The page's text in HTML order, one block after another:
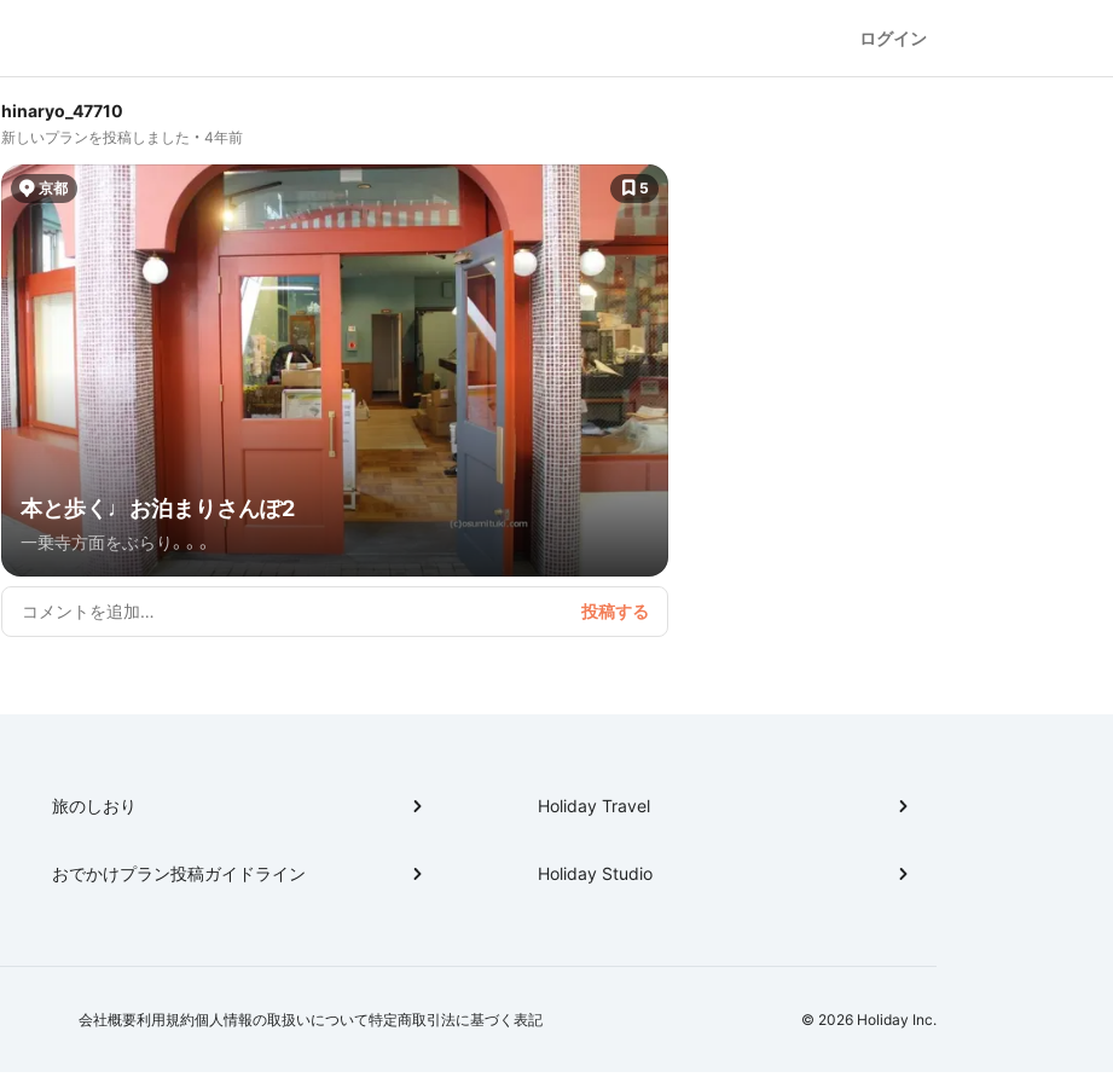
ログイン
hinaryo_47710
新しいプランを投稿しました 4年前
京都 5
本と歩く♩お泊まりさんぽ2
一乗寺方面をぶらり。。。
旅のしおり
おでかけプラン投稿ガイドライン
Holiday Travel
Holiday Studio
会社概要利用規約個人情報の取扱いについて特定商取引法に基づく表記 © 2026 Holiday Inc.